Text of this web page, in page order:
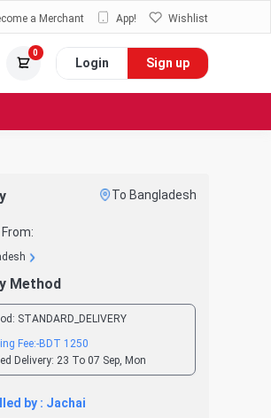
a Merchant App! Wishlist
0
Login Sign up
To Bangladesh
Method
STANDARD_DELIVERY
Fee:-BDT 1250
Delivery: 23 To 07 Sep, Mon
by : Jachai